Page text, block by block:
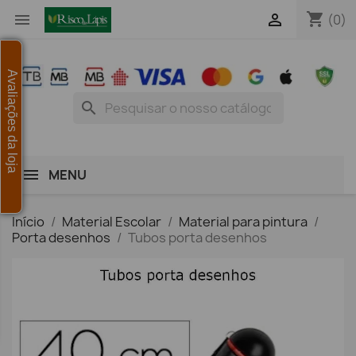
 shopping_cart (0)

search
MENU
Início Material Escolar
Material para pintura
Porta desenhos
Tubos porta desenhos
Avaliações da loja